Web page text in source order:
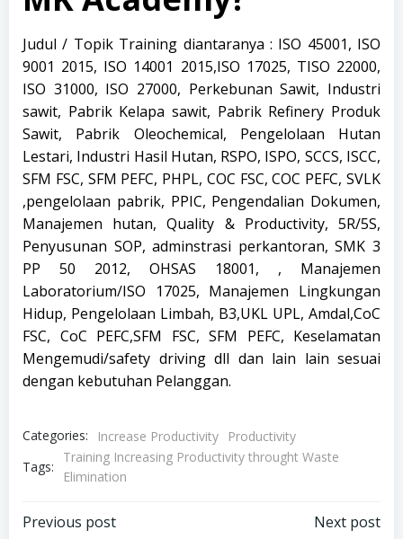
Judul / Topik Training diantaranya : ISO 45001, ISO
9001 2015, ISO 14001 2015,ISO 17025, TISO 22000,
ISO 31000, ISO 27000, Perkebunan Sawit, Industri
sawit, Pabrik Kelapa sawit, Pabrik Refinery Produk
Sawit, Pabrik Oleochemical, Pengelolaan Hutan
Lestari, Industri Hasil Hutan, RSPO, ISPO, SCCS, ISCC,
SFM FSC, SFM PEFC, PHPL, COC FSC, COC PEFC, SVLK
,pengelolaan pabrik, PPIC, Pengendalian Dokumen,
Manajemen hutan, Quality & Productivity, 5R/5S,
Penyusunan SOP, adminstrasi perkantoran, SMK 3
PP 50 2012, OHSAS 18001, , Manajemen
Laboratorium/ISO 17025, Manajemen Lingkungan
Hidup, Pengelolaan Limbah, B3,UKL UPL, Amdal,CoC
FSC, CoC PEFC,SFM FSC, SFM PEFC, Keselamatan
Mengemudi/safety driving dll dan lain lain sesuai
dengan kebutuhan Pelanggan.
Categories: Increase Productivity
Productivity
Tags:
Training Increasing Productivity throught Waste
Elimination
Previous post Next post